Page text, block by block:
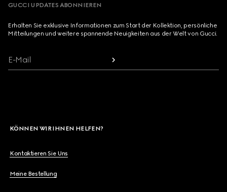
GUCCI UPDATES ABONNIEREN
Erhalten Sie exklusive Informationen zum Start der Kollektion, persönliche
Mitteilungen und weitere spannende Neuigkeiten aus der Welt von Gucci.
E-Mail
KÖNNEN WIR IHNEN HELFEN?
Kontaktieren Sie Uns
Meine Bestellung